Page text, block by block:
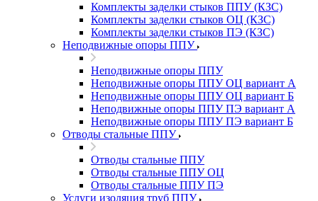
Комплекты заделки стыков ППУ (КЗС)
Комплекты заделки стыков ОЦ (КЗС)
Комплекты заделки стыков ПЭ (КЗС)
Неподвижные опоры ППУ
Неподвижные опоры ППУ
Неподвижные опоры ППУ ОЦ вариант А
Неподвижные опоры ППУ ОЦ вариант Б
Неподвижные опоры ППУ ПЭ вариант А
Неподвижные опоры ППУ ПЭ вариант Б
Отводы стальные ППУ
Отводы стальные ППУ
Отводы стальные ППУ ОЦ
Отводы стальные ППУ ПЭ
Услуги изоляция труб ППУ